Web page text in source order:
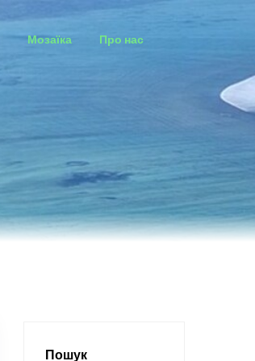
Мозаїка Про нас
Пошук